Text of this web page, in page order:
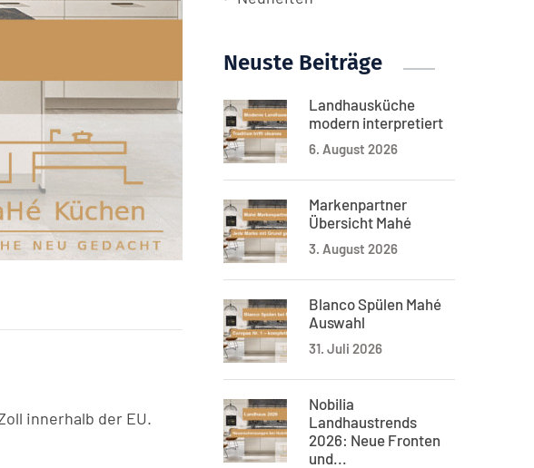
innerhalb der EU.
Neuste Beiträge
Landhausküche
modern interpretiert
6. August 2026
Markenpartner
Übersicht Mahé
3. August 2026
Blanco Spülen Mahé
Auswahl
31. Juli 2026
Nobilia
Landhaustrends
2026: Neue Fronten
und...